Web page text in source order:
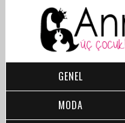
GENEL
MODA